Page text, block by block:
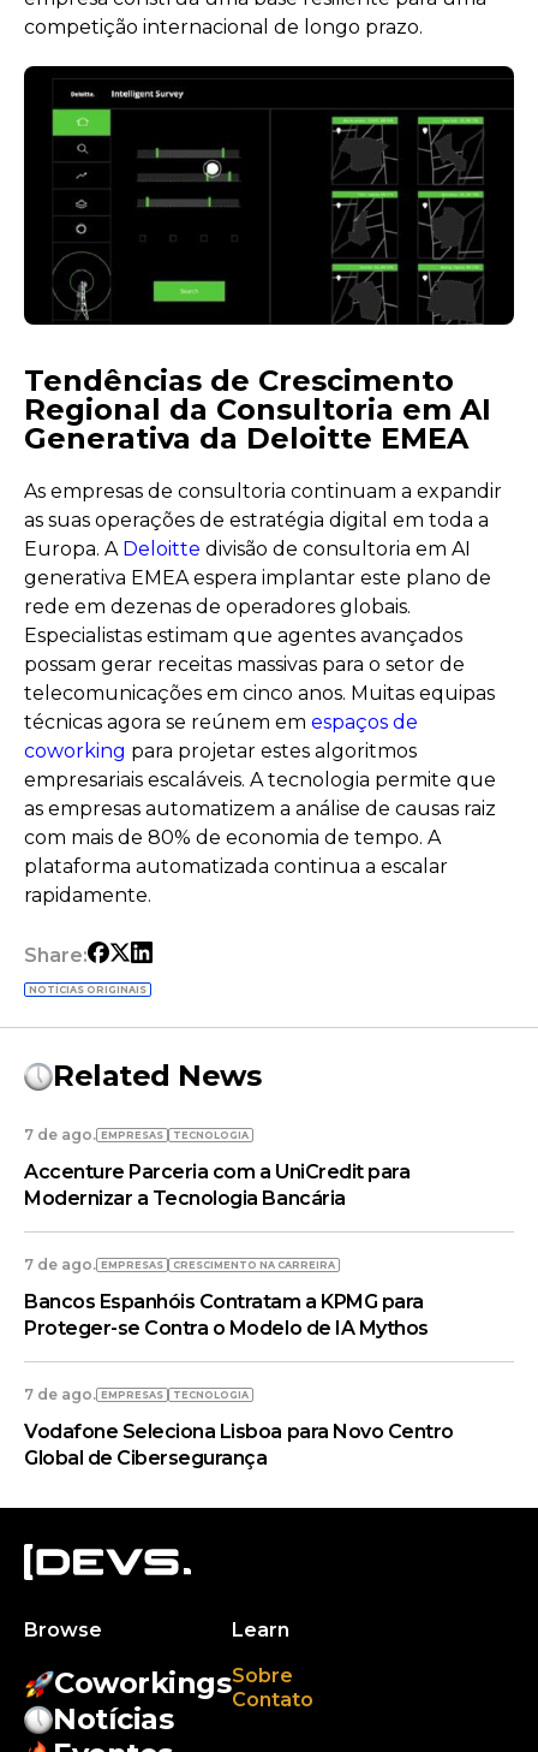
competição internacional de longo prazo.
Tendências de Crescimento
Regional da Consultoria em AI
Generativa da Deloitte EMEA
As empresas de consultoria continuam a expandir
as suas operações de estratégia digital em toda a
Europa. ADeloitte divisão de consultoria em AI
generativa EMEA espera implantar este plano de
rede em dezenas de operadores globais.
Especialistas estimam que agentes avançados
possam gerar receitas massivas para o setor de
telecomunicações em cinco anos. Muitas equipas
técnicas agora se reúnem em espaços de
coworking para projetar estes algoritmos
empresariais escaláveis. A tecnologia permite que
as empresas automatizem a análise de causas raiz
com mais de 80% de economia de tempo. A
plataforma automatizada continua a escalar
rapidamente.
Share:
NOTÍCIAS ORIGINAIS
Related News
7 de ago. EMPRESAS TECNOLOGIA
Accenture Parceria com a UniCredit para
Modernizar a Tecnologia Bancária
7 de ago. EMPRESAS CRESCIMENTO NA CARREIRA
Bancos Espanhóis Contratam a KPMG para
Proteger-se Contra o Modelo de IA Mythos
7 de ago. EMPRESAS TECNOLOGIA
Vodafone Seleciona Lisboa para Novo Centro
Global de Cibersegurança
Browse
Coworkings
Notícias
Learn
Sobre
Contato